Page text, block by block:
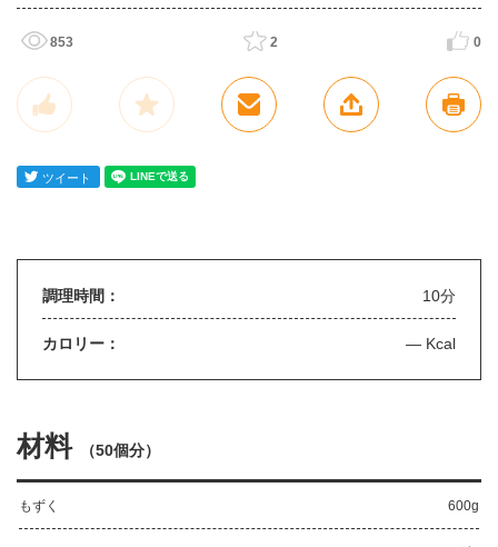
853 2 0
調理時間： 10分
カロリー： — Kcal
材料 （50個分）
もずく 600g